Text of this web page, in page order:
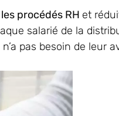
procédés RH et
salarié de la
pas besoin de leur